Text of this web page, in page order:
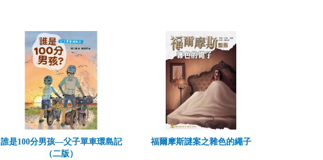
誰是100分男孩—父子單車環島記
（二版）
福爾摩斯謎案之雜色的繩子